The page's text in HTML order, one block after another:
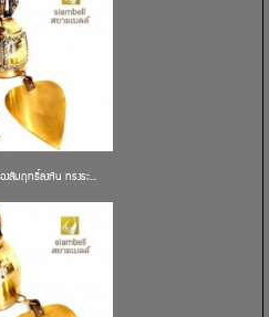
งสัมฤทธิ์ลงหิน ทรงระ...